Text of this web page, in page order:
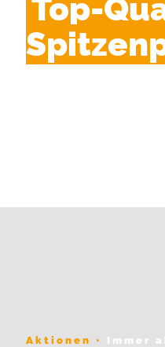
Top-
Aktionen • Immer